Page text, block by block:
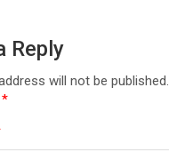
Reply
will not be published.
*